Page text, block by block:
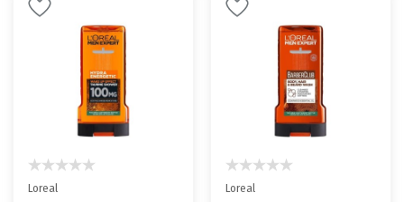
Loreal Loreal